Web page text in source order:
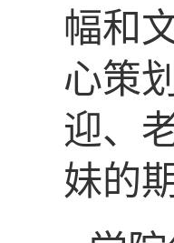
幅和
心策
迎、
妹的